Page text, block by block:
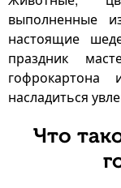
выполненные
настоящие
праздник
гофрокартона
насладиться
Что